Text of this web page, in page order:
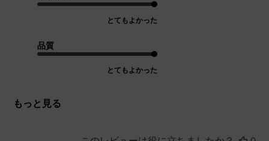
とてもよかった
品質
とてもよかった
もっと見る